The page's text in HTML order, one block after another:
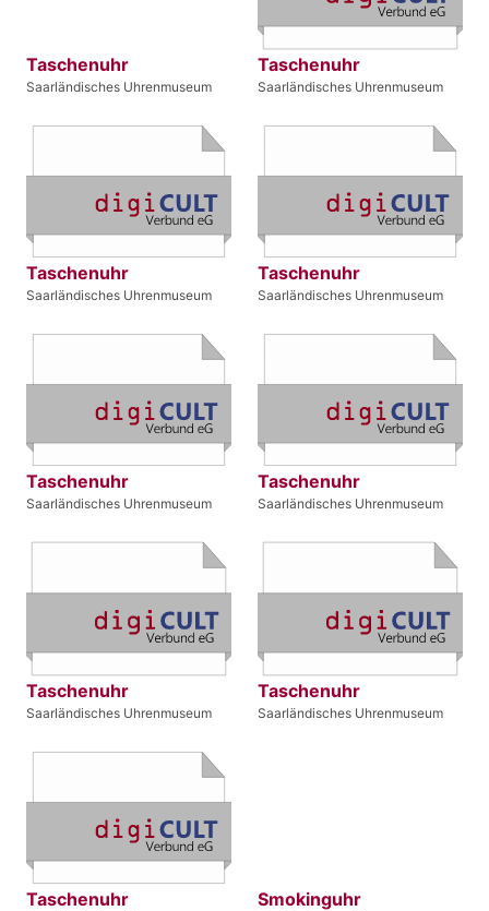
Taschenuhr
Saarländisches Uhrenmuseum
Taschenuhr
Saarländisches Uhrenmuseum
Taschenuhr
Saarländisches Uhrenmuseum
Taschenuhr
Saarländisches Uhrenmuseum
Taschenuhr
Saarländisches Uhrenmuseum
Taschenuhr
Saarländisches Uhrenmuseum
Taschenuhr
Saarländisches Uhrenmuseum
Taschenuhr
Saarländisches Uhrenmuseum
Taschenuhr Smokinguhr